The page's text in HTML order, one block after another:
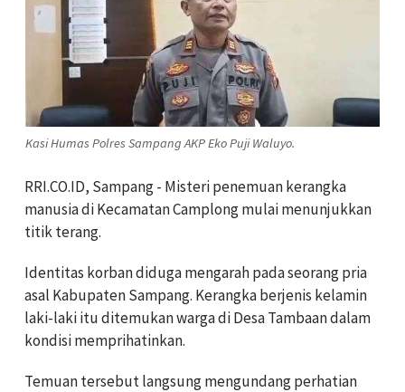
Kasi Humas Polres Sampang AKP Eko Puji Waluyo.
RRI.CO.ID, Sampang - Misteri penemuan kerangka
manusia di Kecamatan Camplong mulai menunjukkan
titik terang.
Identitas korban diduga mengarah pada seorang pria
asal Kabupaten Sampang. Kerangka berjenis kelamin
laki-laki itu ditemukan warga di Desa Tambaan dalam
kondisi memprihatinkan.
Temuan tersebut langsung mengundang perhatian